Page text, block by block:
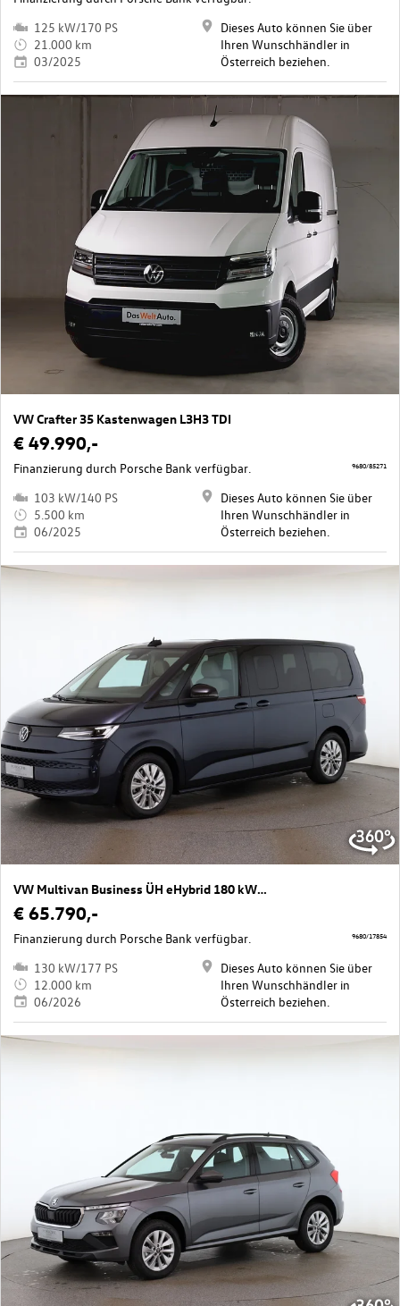
125 kW/170 PS
21.000 km
03/2025
Dieses Auto können Sie über
Ihren Wunschhändler in
Österreich beziehen.
VW Crafter 35 Kastenwagen L3H3 TDI
€ 49.990,-
Finanzierung durch Porsche Bank verfügbar.
103 kW/140 PS
5.500 km
06/2025
Dieses Auto können Sie über
Ihren Wunschhändler in
Österreich beziehen.
9680/85271
VW Multivan Business ÜH eHybrid 180 kW 4M
€ 65.790,-
Finanzierung durch Porsche Bank verfügbar.
130 kW/177 PS
12.000 km
06/2026
Dieses Auto können Sie über
Ihren Wunschhändler in
Österreich beziehen.
9680/17854